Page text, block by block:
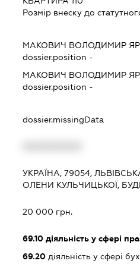
Розмір внеску до
МАКОВИЧ ВОЛОДИМИР
dossier.position -
МАКОВИЧ ВОЛОДИМИР
dossier.position -
dossier.missingData
УКРАЇНА, 79054,
ОЛЕНИ КУЛЬЧИЦЬКОЇ,
20 000 грн.
69.10 діяльність у сфері
69.20 діяльність у сфері